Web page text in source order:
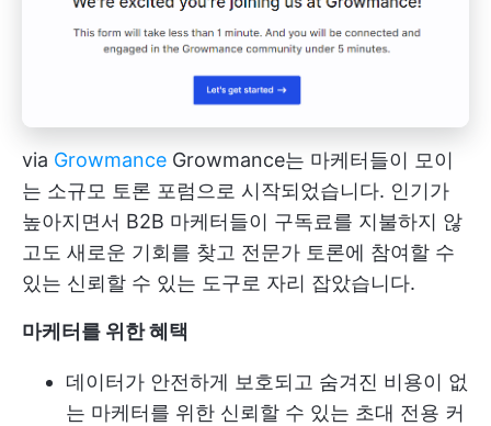
via Growmance Growmance는 마케터들이 모이
는 소규모 토론 포럼으로 시작되었습니다. 인기가
높아지면서 B2B 마케터들이 구독료를 지불하지 않
고도 새로운 기회를 찾고 전문가 토론에 참여할 수
있는 신뢰할 수 있는 도구로 자리 잡았습니다.
마케터를 위한 혜택
데이터가 안전하게 보호되고 숨겨진 비용이 없
는 마케터를 위한 신뢰할 수 있는 초대 전용 커